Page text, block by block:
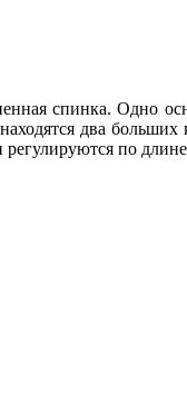
спинка. Одно
два
по